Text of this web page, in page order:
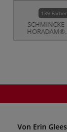
139 Farben
SCHMINCKE
HORADAM®
Feinste
Von Erin